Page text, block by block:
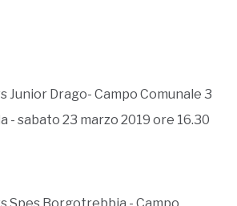
Junior Drago- Campo Comunale 3
- sabato 23 marzo 2019 ore 16.30